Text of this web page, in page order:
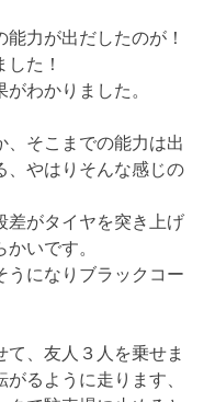
力が出だしたのが！
た！
わかりました。
、そこまでの能力は出
、やはりそんな感じの
差がタイヤを突き上げ
いです。
うになりブラックコー
、友人３人を乗せま
るように走ります、